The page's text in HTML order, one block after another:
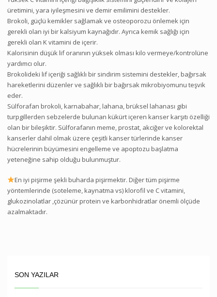
üretimini, yara iyileşmesini ve demir emilimini destekler.
Brokoli, güçlü kemikler sağlamak ve osteoporozu önlemek için
gerekli olan iyi bir kalsiyum kaynağıdır. Ayrıca kemik sağlığı için
gerekli olan K vitamini de içerir.
Kalorisinin düşük lif oranının yüksek olması kilo vermeye/kontrolüne
yardımcı olur.
Brokolideki lif içeriği sağlıklı bir sindirim sistemini destekler, bağırsak
hareketlerini düzenler ve sağlıklı bir bağırsak mikrobiyomunu teşvik
eder.
Sülforafan brokoli, karnabahar, lahana, brüksel lahanası gibi
turpgillerden sebzelerde bulunan kükürt içeren kanser karşıtı özelliği
olan bir bileşiktir. Sülforafanın meme, prostat, akciğer ve kolorektal
kanserler dahil olmak üzere çeşitli kanser türlerinde kanser
hücrelerinin büyümesini engelleme ve apoptozu başlatma
yeteneğine sahip olduğu bulunmuştur.
En iyi pişirme şekli buharda pişirmektir. Diğer tüm pişirme
yöntemlerinde (soteleme, kaynatma vs) klorofil ve C vitamini,
glukozinolatlar ,çözünür protein ve karbonhidratlar önemli ölçüde
azalmaktadır.
SON YAZILAR